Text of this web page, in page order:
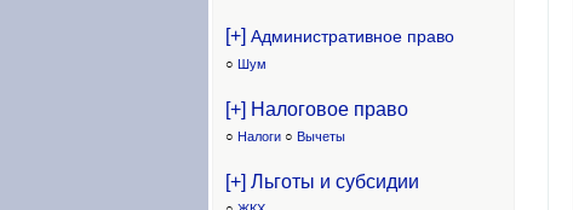
[+] Административное право
○ Шум
[+] Налоговое право
○ Налоги ○ Вычеты
[+] Льготы и субсидии